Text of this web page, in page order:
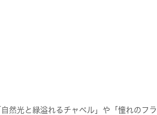
然光と緑溢れるチャペル」や「憧れのフ